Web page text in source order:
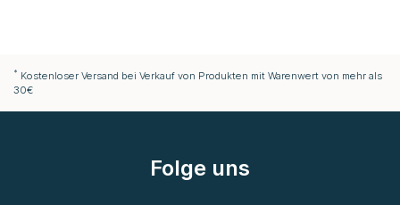
* Kostenloser Versand bei Verkauf von Produkten mit Warenwert von mehr als
30€
Folge uns